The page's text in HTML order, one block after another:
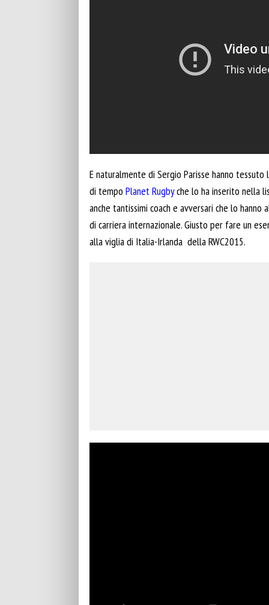
E naturalmente di Sergio Parisse hanno
di tempo Planet Rugbyche lo ha inserito nella
anche tantissimi coach e avversari che lo
di carriera internazionale. Giusto per fare un
alla viglia di Italia-Irlanda della RWC2015.